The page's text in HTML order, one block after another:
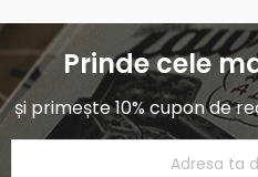
Prinde cele
și primește 10% cupon de